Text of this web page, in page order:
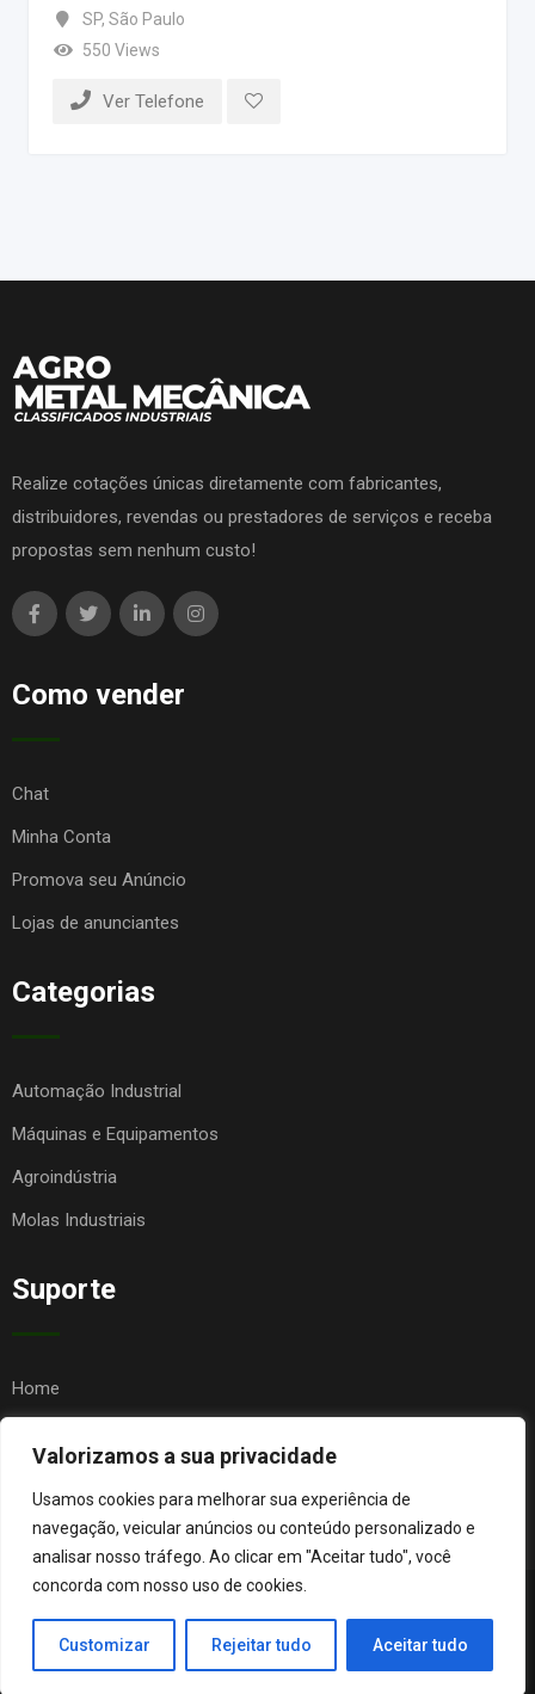
Valorizamos a sua privacidade
Usamos cookies para melhorar sua experiência de
navegação, veicular anúncios ou conteúdo personalizado e
analisar nosso tráfego. Ao clicar em "Aceitar tudo", você
concorda com nosso uso de cookies.
Customizar Rejeitar tudo Aceitar tudo
SP, São Paulo
550 Views
Ver Telefone
Realize cotações únicas diretamente com fabricantes,
distribuidores, revendas ou prestadores de serviços e receba
propostas sem nenhum custo!
Como vender
Chat
Minha Conta
Promova seu Anúncio
Lojas de anunciantes
Categorias
Automação Industrial
Máquinas e Equipamentos
Agroindústria
Molas Industriais
Suporte
Home
© Copyright Agro Metal Mecânica. Desenvolvido porPágina
Orgânica